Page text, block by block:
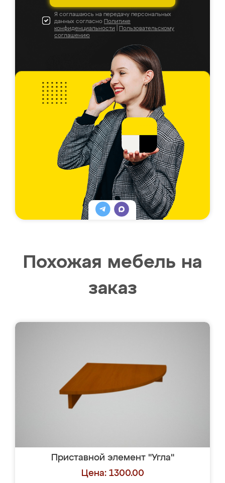
Я соглашаюсь на передачу персональных
данных согласно Политике
конфиденциальности
Пользовательскому
соглашению
Похожая мебель на
заказ
Приставной элемент "Угла"
Цена: 1300.00